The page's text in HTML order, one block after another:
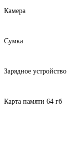
Камера
Сумка
Зарядное устройство
Карта памяти 64 гб